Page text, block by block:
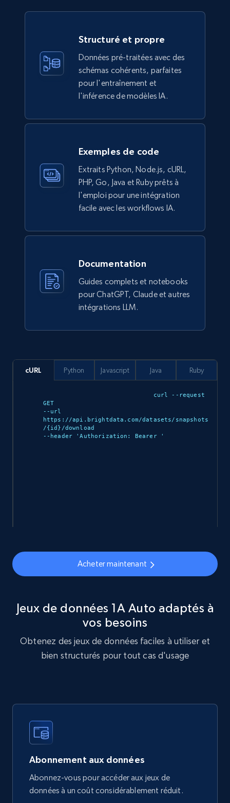
Ikea - Products
count, Main image, Category url, Category, and
more.
Walmart sellers info
Seller id, URL, Catalog seller id, Seller name, Seller
display name, Seller email, Seller phone, Seller
about us, and more.
eCommerce
88+
Ozon.ru products
URL, Sku, Breadcrumbs, Name, Rating, Review
eCommerce
901+
URL, Product id, Title, Original price, Final price,
Discount rate, Currency, Description, and more.
eCommerce
Google Shopping products search US
URL, Product id, Title, Final price, Initial price,
eCommerce
Structuré et propre
Données pré-traitées avec des
schémas cohérents, parfaites
pour l'entraînement et
l'inférence de modèles IA.
Exemples de code
Extraits Python, Node.js, cURL,
PHP, Go, Java et Ruby prêts à
l'emploi pour une intégration
facile avec les workflows IA.
Documentation
Guides complets et notebooks
pour ChatGPT, Claude et autres
intégrations LLM.
cURL
curl --request
GET
--url
https://api.brightdata.com/datasets/snapshots
/{id}/download
--header 'Authorization: Bearer
'
Python Javascript Java Ruby
Acheter maintenant
Jeux de données 1A Auto adaptés à
vos besoins
Obtenez des jeux de données faciles à utiliser et
bien structurés pour tout cas d'usage
Abonnement aux données
Abonnez-vous pour accéder aux jeux de
données à un coût considérablement réduit.